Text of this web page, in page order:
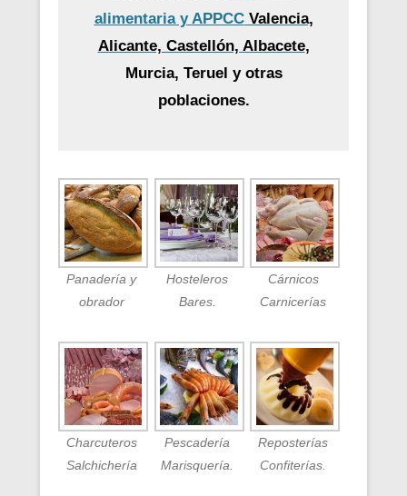
alimentaria y APPCCValencia,
Alicante, Castellón, Albacete,
Murcia, Teruel y otras
poblaciones.
Panadería y
obrador
Hosteleros
Bares.
Cárnicos
Carnicerías
Charcuteros
Salchichería
Pescadería
Marisquería.
Reposterías
Confiterías.